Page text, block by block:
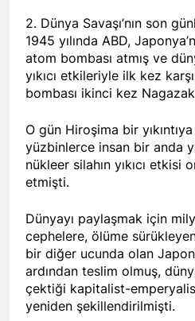
Düzgün
Fırat,
Doç. Dr.
ve
süreci
meşru
ile
OLSUN
11 Ay
Hak
ilçe
11 Ay
HAK-
KDP
11 Ay
HAK-
KDP
HAK-
12 Ay
HAK-
12 Ay Ago
2. Dünya Savaşı’nın son
1945 yılında ABD,
atom bombası atmış ve
yıkıcı etkileriyle ilk kez
bombası ikinci kez
O gün Hiroşima bir
yüzbinlerce insan bir anda
nükleer silahın yıkıcı etkisi
etmişti.
Dünyayı paylaşmak için
cephelere, ölüme
bir diğer ucunda olan
ardından teslim olmuş,
çektiği kapitalist-
yeniden şekillendirilmişti.